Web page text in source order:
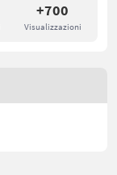
+700
Visualizzazioni